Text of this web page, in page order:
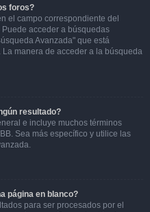
foros?
el campo correspondiente del
acceder a búsquedas
Avanzada" que está
manera de acceder a la búsqueda
resultado?
e incluye muchos términos
Sea más específico y utilice las
página en blanco?
para ser procesados por el